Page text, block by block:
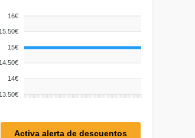
16€
15.50€
15€
14.50€
14€
13.50€
Activa alerta de descuentos